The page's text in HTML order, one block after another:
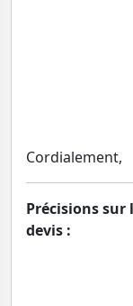
Cordialement,
Précisions sur
devis :